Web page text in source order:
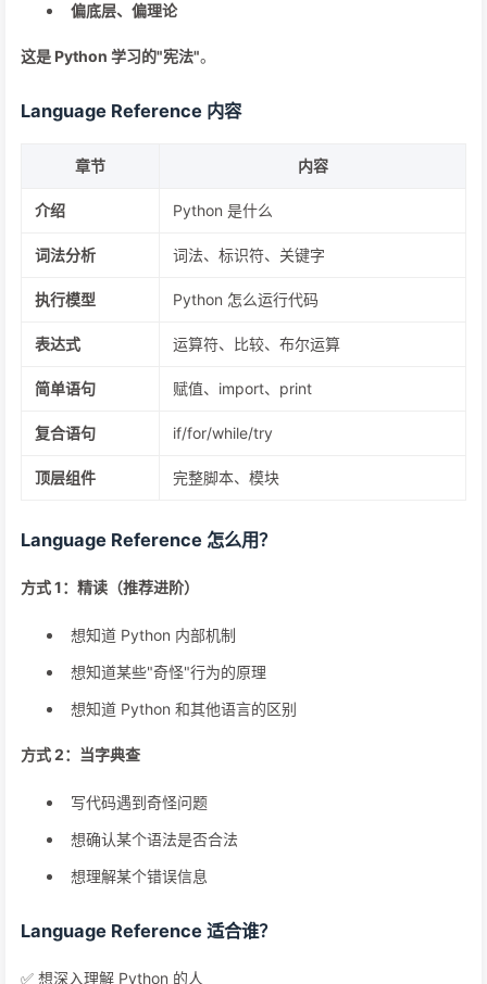
偏底层、偏理论
这是 Python 学习的"宪法"。
Language Reference 内容
章节 内容
介绍 Python 是什么
词法分析 词法、标识符、关键字
执行模型 Python 怎么运行代码
表达式 运算符、比较、布尔运算
简单语句 赋值、import、print
复合语句 if/for/while/try
顶层组件 完整脚本、模块
Language Reference 怎么用？
方式 1：精读（推荐进阶）
想知道 Python 内部机制
想知道某些"奇怪"行为的原理
想知道 Python 和其他语言的区别
方式 2：当字典查
写代码遇到奇怪问题
想确认某个语法是否合法
想理解某个错误信息
Language Reference 适合谁？
✅ 想深入理解 Python 的人